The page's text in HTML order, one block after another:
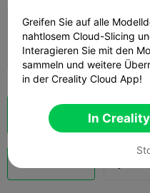
0.2mm
 11h
Wolkenscheibe
Greifen Sie auf alle
nahtlosem Cloud-Slicing
Interagieren Sie mit den
sammeln und weitere
in der Creality Cloud App!
In